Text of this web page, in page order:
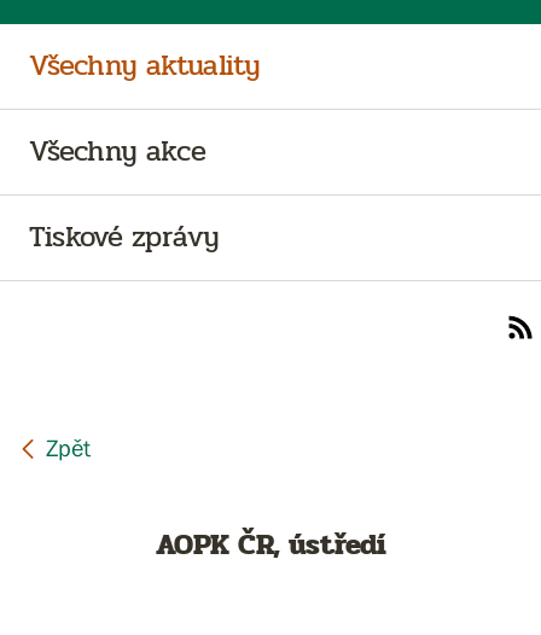
Všechny aktuality
Všechny akce
Tiskové zprávy
AOPK ČR, ústředí